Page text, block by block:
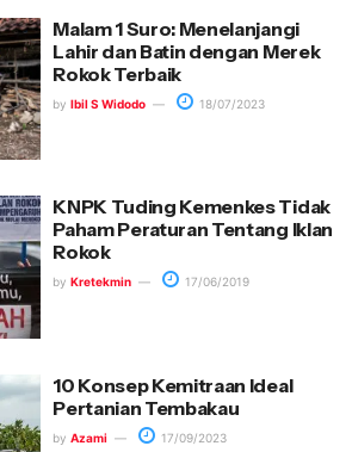
Malam 1 Suro: Menelanjangi
Lahir dan Batin dengan Merek
Rokok Terbaik
by Ibil S Widodo 18/07/2023
KNPK Tuding Kemenkes Tidak
Paham Peraturan Tentang Iklan
Rokok
by Kretekmin 17/06/2019
10 Konsep Kemitraan Ideal
Pertanian Tembakau
by Azami 17/09/2023